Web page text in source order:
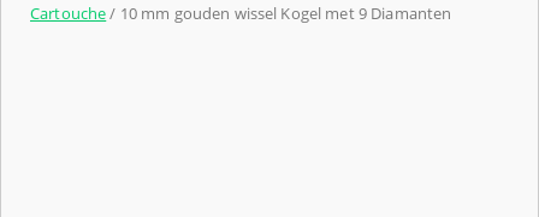
Cartouche/ 10 mm gouden wissel Kogel met 9 Diamanten